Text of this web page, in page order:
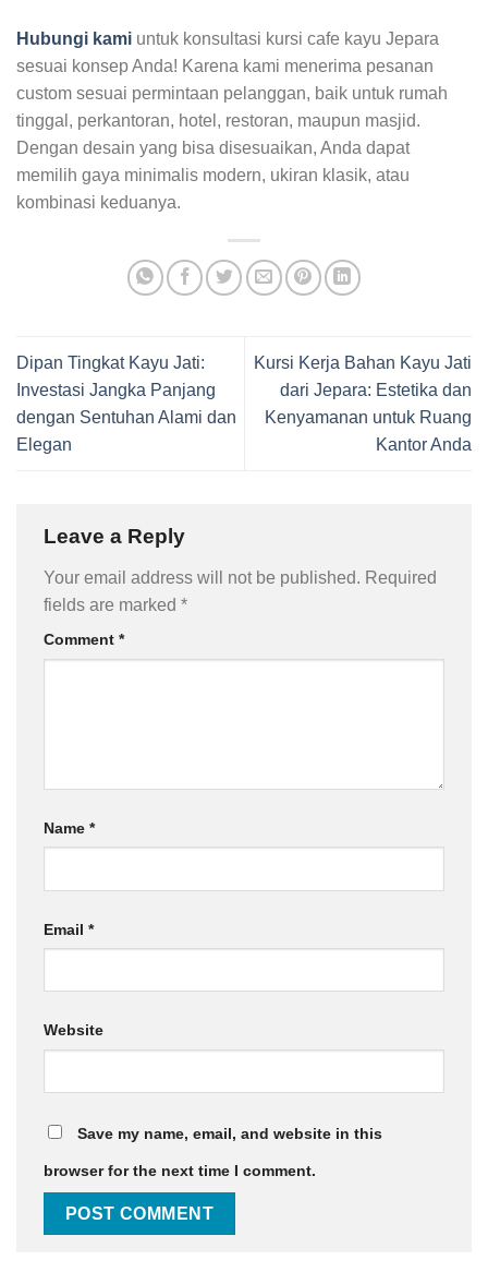
Hubungi kami untuk konsultasi kursi cafe kayu Jepara
sesuai konsep Anda! Karena kami menerima pesanan
custom sesuai permintaan pelanggan, baik untuk rumah
tinggal, perkantoran, hotel, restoran, maupun masjid.
Dengan desain yang bisa disesuaikan, Anda dapat
memilih gaya minimalis modern, ukiran klasik, atau
kombinasi keduanya.
Dipan Tingkat Kayu Jati:
Investasi Jangka Panjang
dengan Sentuhan Alami dan
Elegan
Kursi Kerja Bahan Kayu Jati
dari Jepara: Estetika dan
Kenyamanan untuk Ruang
Kantor Anda
Leave a Reply
Your email address will not be published. Required
fields are marked *
Comment *
Name *
Email *
Website
Save my name, email, and website in this
browser for the next time I comment.